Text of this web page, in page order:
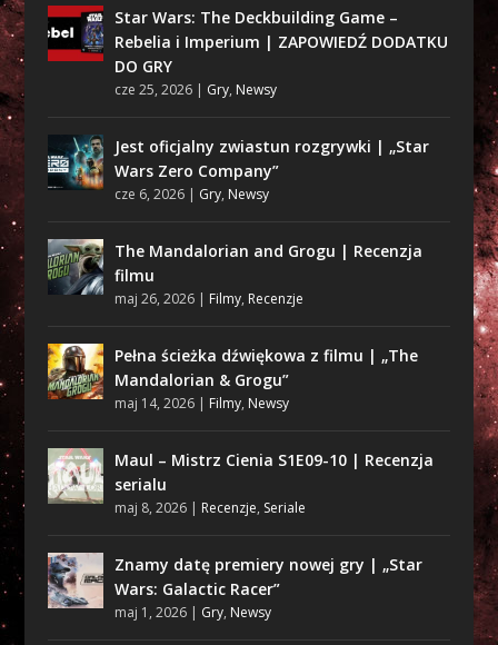
Star Wars: The Deckbuilding Game –
Rebelia i Imperium | ZAPOWIEDŹ DODATKU
DO GRY
cze 25, 2026| Gry, Newsy
Jest oficjalny zwiastun rozgrywki | „Star
Wars Zero Company”
cze 6, 2026| Gry, Newsy
The Mandalorian and Grogu | Recenzja
filmu
maj 26, 2026| Filmy, Recenzje
Pełna ścieżka dźwiękowa z filmu | „The
Mandalorian & Grogu”
maj 14, 2026| Filmy, Newsy
Maul – Mistrz Cienia S1E09-10 | Recenzja
serialu
maj 8, 2026| Recenzje, Seriale
Znamy datę premiery nowej gry | „Star
Wars: Galactic Racer”
maj 1, 2026| Gry, Newsy